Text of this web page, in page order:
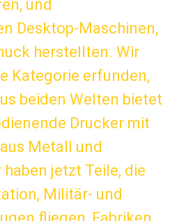
und
Desktop-Maschinen,
herstellten. Wir
Kategorie erfunden,
beiden Welten bietet
Drucker mit
Metall und
jetzt Teile, die
Militär- und